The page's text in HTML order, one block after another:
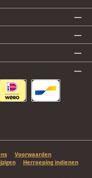
Voorwaarden
Herroeping indienen